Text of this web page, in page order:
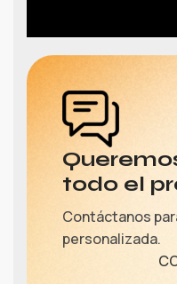
todo el
Contáctanos
personalizada.